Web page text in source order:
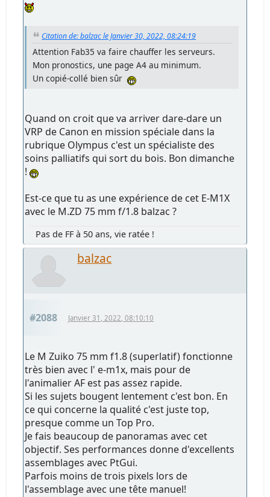
Citation de: balzac le Janvier 30, 2022, 08:24:19
Attention Fab35 va faire chauffer les serveurs.
Mon pronostics, une page A4 au minimum.
Un copié-collé bien sûr
Quand on croit que va arriver dare-dare un
VRP de Canon en mission spéciale dans la
rubrique Olympus c'est un spécialiste des
soins palliatifs qui sort du bois. Bon dimanche
!
Est-ce que tu as une expérience de cet E-M1X
avec le M.ZD 75 mm f/1.8 balzac ?
Pas de FF à 50 ans, vie ratée !
balzac
#2088 Janvier 31, 2022, 08:10:10
Le M Zuiko 75 mm f1.8 (superlatif) fonctionne
très bien avec l' e-m1x, mais pour de
l'animalier AF est pas assez rapide.
Si les sujets bougent lentement c'est bon. En
ce qui concerne la qualité c'est juste top,
presque comme un Top Pro.
Je fais beaucoup de panoramas avec cet
objectif. Ses performances donne d'excellents
assemblages avec PtGui.
Parfois moins de trois pixels lors de
l'assemblage avec une tête manuel!